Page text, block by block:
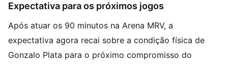
Expectativa para os próximos jogos
Após atuar os 90 minutos na Arena MRV, a
expectativa agora recai sobre a condição física de
Gonzalo Plata para o próximo compromisso do